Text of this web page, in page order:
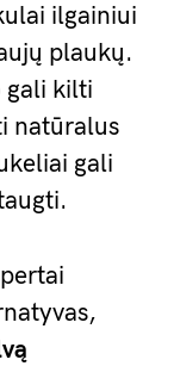
ilgainiui
plaukų.
gali kilti
natūralus
gali